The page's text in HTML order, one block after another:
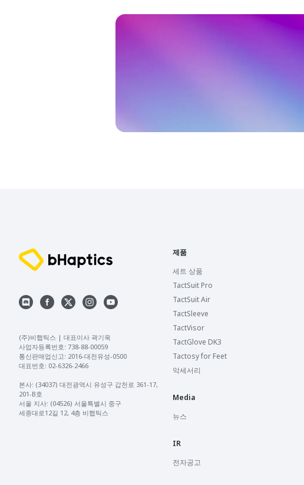
(주)비햅틱스 | 대표이사 곽기욱
사업자등록번호: 738-88-00059
통신판매업신고: 2016-대전유성-0500
대표번호: 02-6326-2466
본사: (34037) 대전광역시 유성구 갑천로 361-17,
201-B호
서울 지사: (04526) 서울특별시 중구
세종대로12길 12, 4층 비햅틱스
제품
세트 상품
TactSuit Pro
TactSuit Air
TactSleeve
TactVisor
TactGlove DK3
Tactosy for Feet
악세서리
Media
뉴스
IR
전자공고